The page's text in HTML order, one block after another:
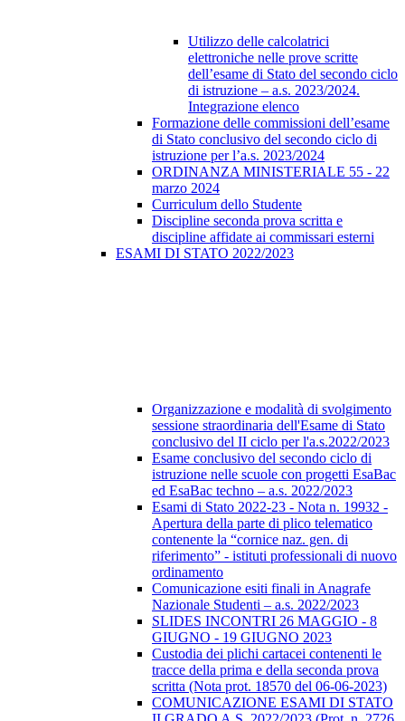
Utilizzo delle calcolatrici
elettroniche nelle prove scritte
dell’esame di Stato del secondo ciclo
di istruzione – a.s. 2023/2024.
Integrazione elenco
Formazione delle commissioni dell’esame
di Stato conclusivo del secondo ciclo di
istruzione per l’a.s. 2023/2024
ORDINANZA MINISTERIALE 55 - 22
marzo 2024
Curriculum dello Studente
Discipline seconda prova scritta e
discipline affidate ai commissari esterni
ESAMI DI STATO 2022/2023
Organizzazione e modalità di svolgimento
sessione straordinaria dell'Esame di Stato
conclusivo del II ciclo per l'a.s.2022/2023
Esame conclusivo del secondo ciclo di
istruzione nelle scuole con progetti EsaBac
ed EsaBac techno – a.s. 2022/2023
Esami di Stato 2022-23 - Nota n. 19932 -
Apertura della parte di plico telematico
contenente la “cornice naz. gen. di
riferimento” - istituti professionali di nuovo
ordinamento
Comunicazione esiti finali in Anagrafe
Nazionale Studenti – a.s. 2022/2023
SLIDES INCONTRI 26 MAGGIO - 8
GIUGNO - 19 GIUGNO 2023
Custodia dei plichi cartacei contenenti le
tracce della prima e della seconda prova
scritta (Nota prot. 18570 del 06-06-2023)
COMUNICAZIONE ESAMI DI STATO